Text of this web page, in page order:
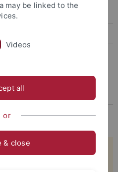
im Kontext (ZfBeg)
may be linked to the
Videos
all
or
& close